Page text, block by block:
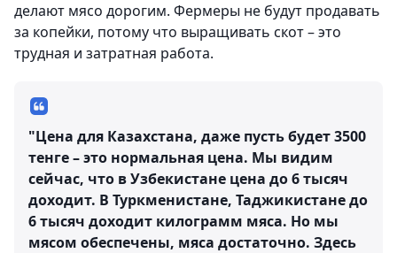
делают мясо дорогим. Фермеры не будут продавать
за копейки, потому что выращивать скот – это
трудная и затратная работа.
"Цена для Казахстана, даже пусть будет 3500
тенге – это нормальная цена. Мы видим
сейчас, что в Узбекистане цена до 6 тысяч
доходит. В Туркменистане, Таджикистане до
6 тысяч доходит килограмм мяса. Но мы
мясом обеспечены, мяса достаточно. Здесь